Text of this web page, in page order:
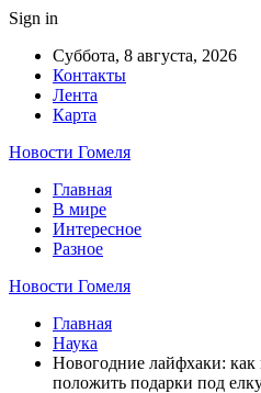
Sign in
Суббота, 8 августа, 2026
Контакты
Лента
Карта
Новости Гомеля
Главная
В мире
Интересное
Разное
Новости Гомеля
Главная
Наука
Новогодние лайфхаки: как
положить подарки под